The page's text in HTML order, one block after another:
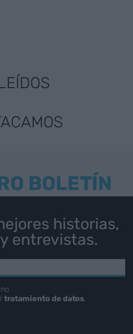
BOLETÍN
historias,
entrevistas.
tratamiento de datos.